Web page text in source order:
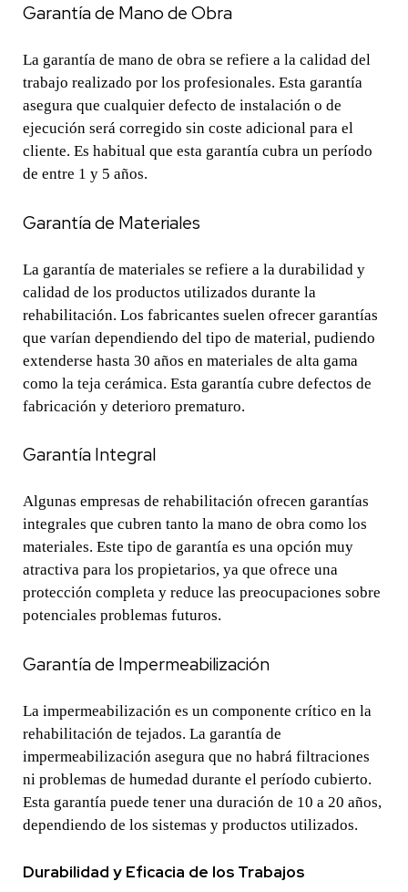
Garantía de Mano de Obra
La garantía de mano de obra se refiere a la calidad del
trabajo realizado por los profesionales. Esta garantía
asegura que cualquier defecto de instalación o de
ejecución será corregido sin coste adicional para el
cliente. Es habitual que esta garantía cubra un período
de entre 1 y 5 años.
Garantía de Materiales
La garantía de materiales se refiere a la durabilidad y
calidad de los productos utilizados durante la
rehabilitación. Los fabricantes suelen ofrecer garantías
que varían dependiendo del tipo de material, pudiendo
extenderse hasta 30 años en materiales de alta gama
como la teja cerámica. Esta garantía cubre defectos de
fabricación y deterioro prematuro.
Garantía Integral
Algunas empresas de rehabilitación ofrecen garantías
integrales que cubren tanto la mano de obra como los
materiales. Este tipo de garantía es una opción muy
atractiva para los propietarios, ya que ofrece una
protección completa y reduce las preocupaciones sobre
potenciales problemas futuros.
Garantía de Impermeabilización
La impermeabilización es un componente crítico en la
rehabilitación de tejados. La garantía de
impermeabilización asegura que no habrá filtraciones
ni problemas de humedad durante el período cubierto.
Esta garantía puede tener una duración de 10 a 20 años,
dependiendo de los sistemas y productos utilizados.
Durabilidad y Eficacia de los Trabajos